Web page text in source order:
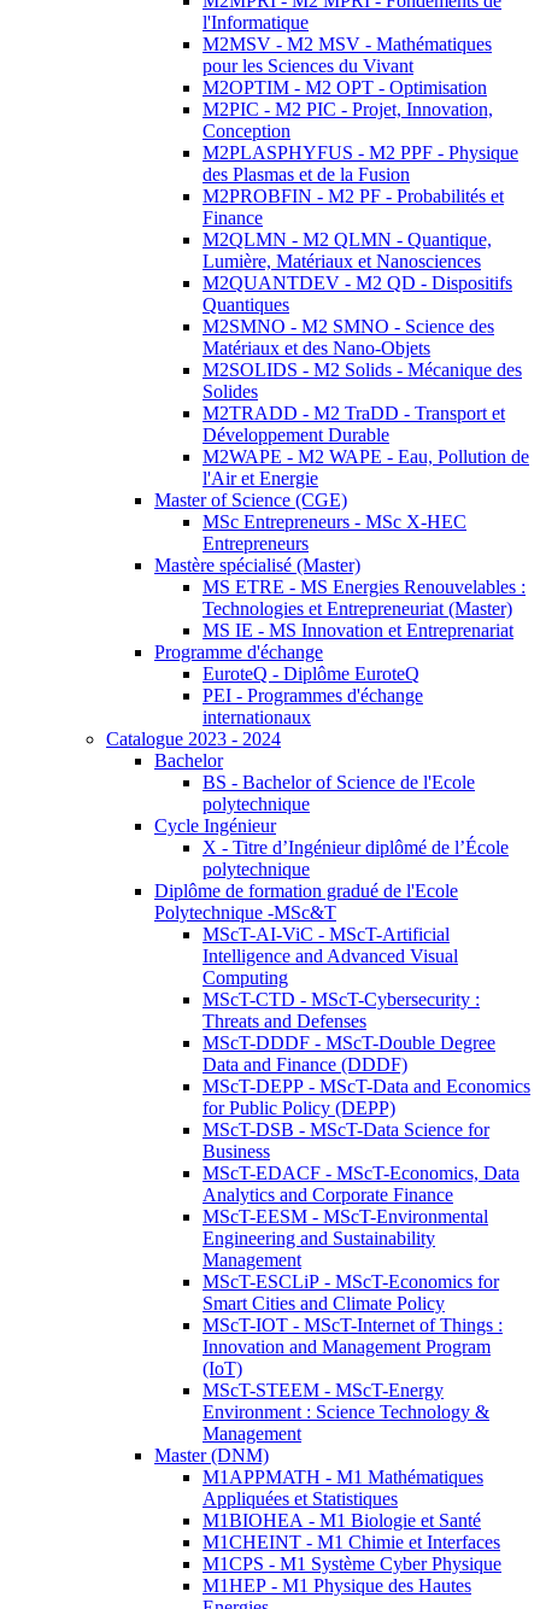
l'Informatique
M2MSV - M2 MSV - Mathématiques
pour les Sciences du Vivant
M2OPTIM - M2 OPT - Optimisation
M2PIC - M2 PIC - Projet, Innovation,
Conception
M2PLASPHYFUS - M2 PPF - Physique
des Plasmas et de la Fusion
M2PROBFIN - M2 PF - Probabilités et
Finance
M2QLMN - M2 QLMN - Quantique,
Lumière, Matériaux et Nanosciences
M2QUANTDEV - M2 QD - Dispositifs
Quantiques
M2SMNO - M2 SMNO - Science des
Matériaux et des Nano-Objets
M2SOLIDS - M2 Solids - Mécanique des
Solides
M2TRADD - M2 TraDD - Transport et
Développement Durable
M2WAPE - M2 WAPE - Eau, Pollution de
l'Air et Energie
Master of Science (CGE)
MSc Entrepreneurs - MSc X-HEC
Entrepreneurs
Mastère spécialisé (Master)
MS ETRE - MS Energies Renouvelables :
Technologies et Entrepreneuriat (Master)
MS IE - MS Innovation et Entreprenariat
Programme d'échange
EuroteQ - Diplôme EuroteQ
PEI - Programmes d'échange
internationaux
Catalogue 2023 - 2024
Bachelor
BS - Bachelor of Science de l'Ecole
polytechnique
Cycle Ingénieur
X - Titre d’Ingénieur diplômé de l’École
polytechnique
Diplôme de formation gradué de l'Ecole
Polytechnique -MSc&T
MScT-AI-ViC - MScT-Artificial
Intelligence and Advanced Visual
Computing
MScT-CTD - MScT-Cybersecurity :
Threats and Defenses
MScT-DDDF - MScT-Double Degree
Data and Finance (DDDF)
MScT-DEPP - MScT-Data and Economics
for Public Policy (DEPP)
MScT-DSB - MScT-Data Science for
Business
MScT-EDACF - MScT-Economics, Data
Analytics and Corporate Finance
MScT-EESM - MScT-Environmental
Engineering and Sustainability
Management
MScT-ESCLiP - MScT-Economics for
Smart Cities and Climate Policy
MScT-IOT - MScT-Internet of Things :
Innovation and Management Program
(IoT)
MScT-STEEM - MScT-Energy
Environment : Science Technology &
Management
Master (DNM)
M1APPMATH - M1 Mathématiques
Appliquées et Statistiques
M1BIOHEA - M1 Biologie et Santé
M1CHEINT - M1 Chimie et Interfaces
M1CPS - M1 Système Cyber Physique
M1HEP - M1 Physique des Hautes